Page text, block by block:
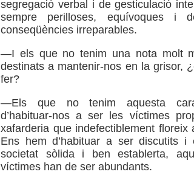
segregació verbal i de gesticulació
sempre perilloses, equívoques i
conseqüències irreparables.
—I els que no tenim una nota molt
destinats a mantenir-nos en la grisor,
fer?
—Els que no tenim aquesta
d’habituar-nos a ser les víctimes
xafarderia que indefectiblement floreix
Ens hem d’habituar a ser discutits i
societat sòlida i ben establerta,
víctimes han de ser abundants.